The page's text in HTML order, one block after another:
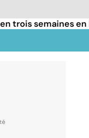
trois semaines en